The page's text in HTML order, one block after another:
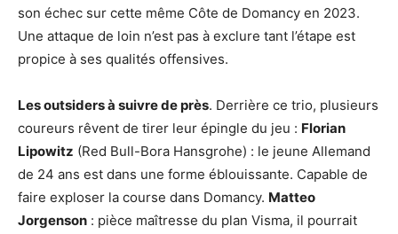
son échec sur cette même Côte de Domancy en 2023.
Une attaque de loin n’est pas à exclure tant l’étape est
propice à ses qualités offensives.
Les outsiders à suivre de près. Derrière ce trio, plusieurs
coureurs rêvent de tirer leur épingle du jeu : Florian
Lipowitz (Red Bull-Bora Hansgrohe) : le jeune Allemand
de 24 ans est dans une forme éblouissante. Capable de
faire exploser la course dans Domancy. Matteo
Jorgenson : pièce maîtresse du plan Visma, il pourrait